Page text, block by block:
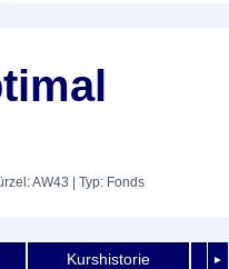
AW43 | Typ: Fonds
►
Kurshistorie